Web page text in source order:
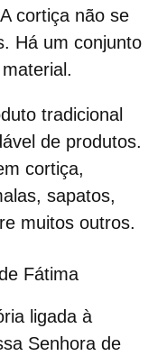
cortiça não se
Há um conjunto
tradicional
de produtos.
cortiça,
sapatos,
muitos outros.
Fátima
ligada à
Senhora de